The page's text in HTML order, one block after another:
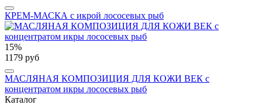
КРЕМ-МАСКА с икрой лососевых рыб
15%
1179 руб
МАСЛЯНАЯ КОМПОЗИЦИЯ ДЛЯ КОЖИ ВЕК с
концентратом икры лососевых рыб
Каталог